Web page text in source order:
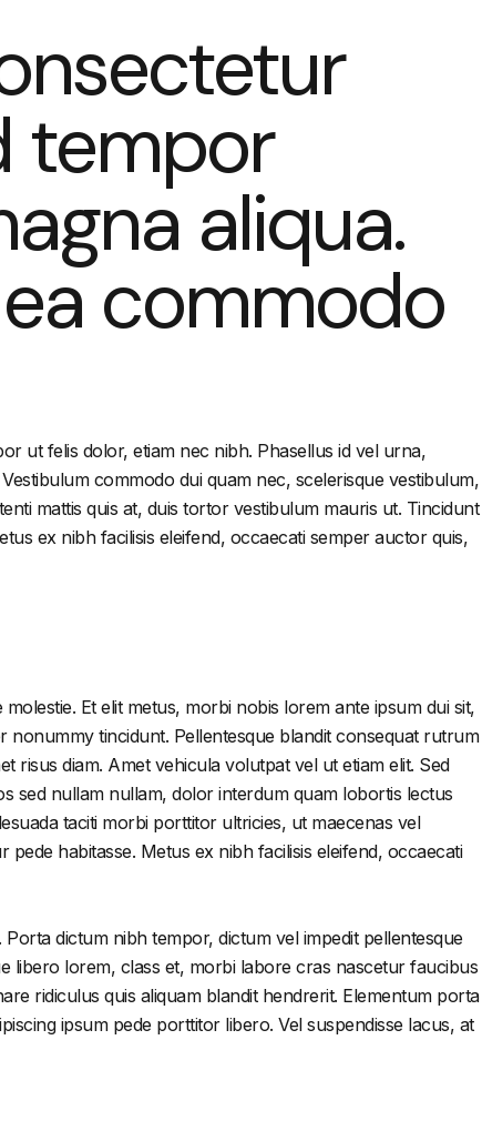
tempor
aliqua.
commodo
ut felis dolor, etiam nec nibh. Phasellus id vel urna,
commodo dui quam nec, scelerisque vestibulum,
mattis quis at, duis tortor vestibulum mauris ut. Tincidunt
ex nibh facilisis eleifend, occaecati semper auctor quis,
Et elit metus, morbi nobis lorem ante ipsum dui sit,
tincidunt. Pellentesque blandit consequat rutrum
risus diam. Amet vehicula volutpat vel ut etiam elit. Sed
sed nullam nullam, dolor interdum quam lobortis lectus
taciti morbi porttitor ultricies, ut maecenas vel
habitasse. Metus ex nibh facilisis eleifend, occaecati
dictum nibh tempor, dictum vel impedit pellentesque
libero lorem, class et, morbi labore cras nascetur faucibus
ridiculus quis aliquam blandit hendrerit. Elementum porta
ipsum pede porttitor libero. Vel suspendisse lacus, at